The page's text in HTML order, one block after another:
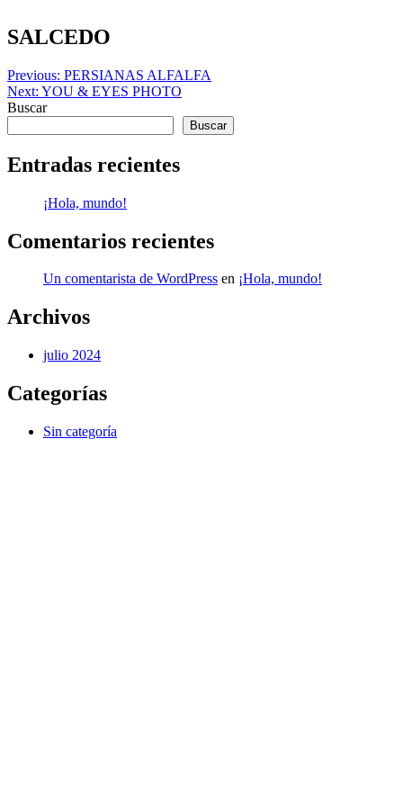
to
content
SALCEDO
Navegación
de
Previous: PERSIANAS ALFALFA
Next: YOU & EYES PHOTO
Buscar
Buscar
Entradas recientes
¡Hola, mundo!
Comentarios recientes
Un comentarista de WordPress en ¡Hola, mundo!
Archivos
julio 2024
Categorías
Sin categoría